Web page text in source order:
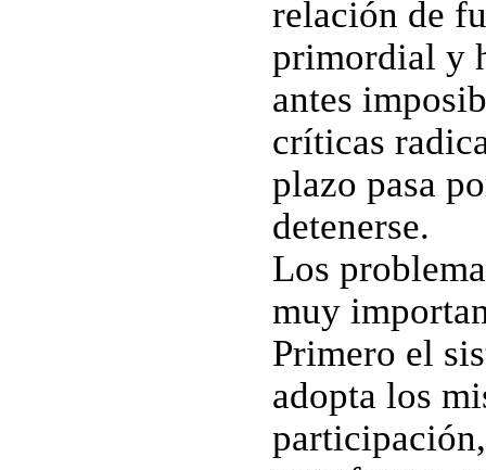
relación de
primordial y
antes
críticas
plazo pasa
detenerse.
Los
muy
Primero el
adopta los